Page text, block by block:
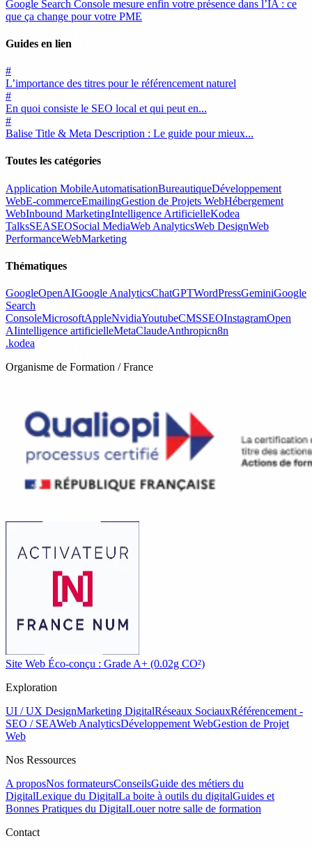
Google Search Console mesure enfin votre présence dans l’IA : ce
que ça change pour votre PME
Guides en lien
#
L’importance des titres pour le référencement naturel
#
En quoi consiste le SEO local et qui peut en...
#
Balise Title & Meta Description : Le guide pour mieux...
Toutes les catégories
Application MobileAutomatisationBureautiqueDéveloppement
WebE-commerceEmailingGestion de Projets WebHébergement
WebInbound MarketingIntelligence ArtificielleKodea
TalksSEASEOSocial MediaWeb AnalyticsWeb DesignWeb
PerformanceWebMarketing
Thématiques
GoogleOpenAIGoogle AnalyticsChatGPTWordPressGeminiGoogle
Search
ConsoleMicrosoftAppleNvidiaYoutubeCMSSEOInstagramOpen
AIintelligence artificielleMetaClaudeAnthropicn8n
.kodea
Organisme de Formation / France
Site Web Éco-conçu : Grade A+ (0.02g CO²)
Exploration
UI / UX DesignMarketing DigitalRéseaux SociauxRéférencement -
SEO / SEAWeb AnalyticsDéveloppement WebGestion de Projet
Web
Nos Ressources
A proposNos formateursConseilsGuide des métiers du
DigitalLexique du DigitalLa boite à outils du digitalGuides et
Bonnes Pratiques du DigitalLouer notre salle de formation
Contact